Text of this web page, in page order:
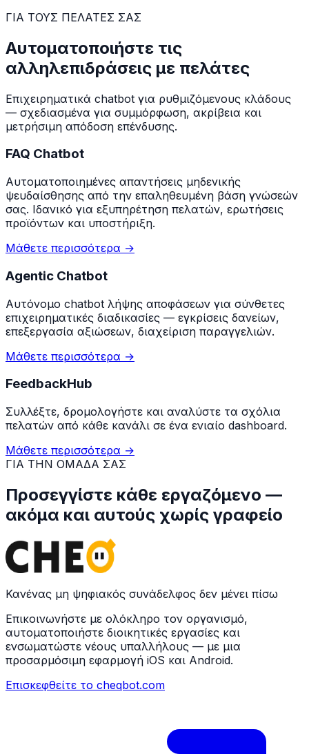
ΓΙΑ ΤΟΥΣ ΠΕΛΑΤΕΣ ΣΑΣ
Αυτοματοποιήστε τις
αλληλεπιδράσεις με πελάτες
Επιχειρηματικά chatbot για ρυθμιζόμενους κλάδους
— σχεδιασμένα για συμμόρφωση, ακρίβεια και
μετρήσιμη απόδοση επένδυσης.
FAQ Chatbot
Αυτοματοποιημένες απαντήσεις μηδενικής
ψευδαίσθησης από την επαληθευμένη βάση γνώσεών
σας. Ιδανικό για εξυπηρέτηση πελατών, ερωτήσεις
προϊόντων και υποστήριξη.
Μάθετε περισσότερα →
Agentic Chatbot
Αυτόνομο chatbot λήψης αποφάσεων για σύνθετες
επιχειρηματικές διαδικασίες — εγκρίσεις δανείων,
επεξεργασία αξιώσεων, διαχείριση παραγγελιών.
Μάθετε περισσότερα →
FeedbackHub
Συλλέξτε, δρομολογήστε και αναλύστε τα σχόλια
πελατών από κάθε κανάλι σε ένα ενιαίο dashboard.
Μάθετε περισσότερα →
ΓΙΑ ΤΗΝ ΟΜΑΔΑ ΣΑΣ
Προσεγγίστε κάθε εργαζόμενο —
ακόμα και αυτούς χωρίς γραφείο
Κανένας μη ψηφιακός συνάδελφος δεν μένει πίσω
Επικοινωνήστε με ολόκληρο τον οργανισμό,
αυτοματοποιήστε διοικητικές εργασίες και
ενσωματώστε νέους υπαλλήλους — με μια
προσαρμόσιμη εφαρμογή iOS και Android.
Επισκεφθείτε το cheqbot.com